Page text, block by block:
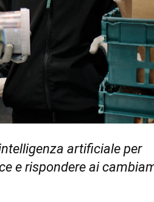
artificiale per
e rispondere ai